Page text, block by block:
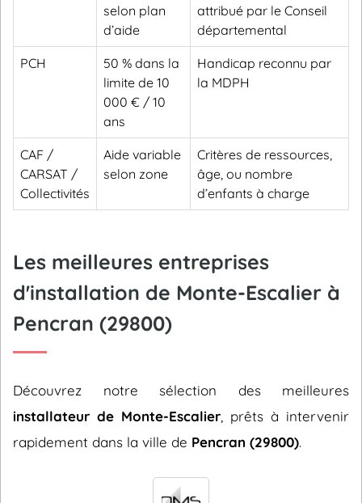
selon plan
d’aide
attribué par le Conseil
départemental
PCH
50 % dans la
limite de 10
000 € / 10
ans
Handicap reconnu par
la MDPH
CAF /
CARSAT /
Collectivités
Aide variable
selon zone
Critères de ressources,
âge, ou nombre
d’enfants à charge
Les meilleures entreprises
d'installation de Monte-Escalier à
Pencran (29800)
Découvrez notre sélection des meilleures
installateur de Monte-Escalier , prêts à intervenir
rapidement dans la ville de Pencran (29800).